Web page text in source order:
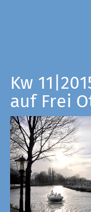
Kw
auf Frei